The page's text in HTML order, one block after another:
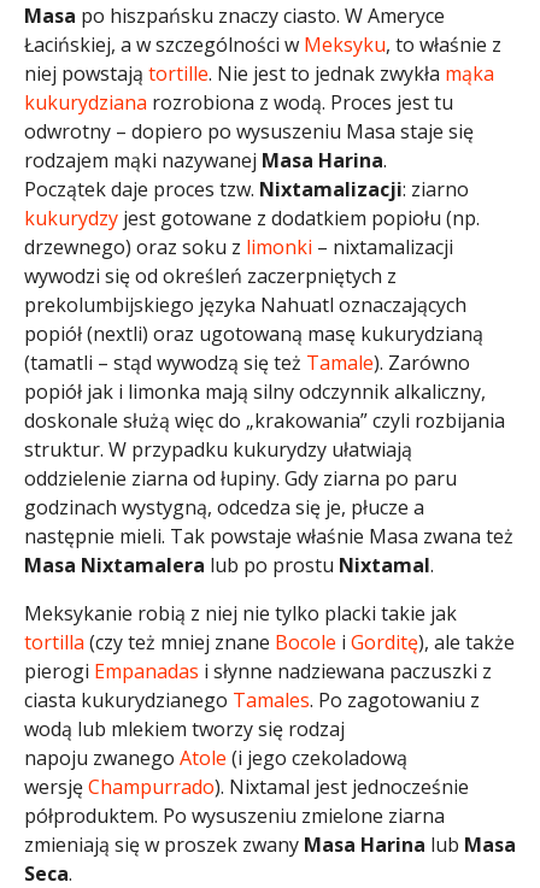
Masa po hiszpańsku znaczy ciasto. W Ameryce
Łacińskiej, a w szczególności w Meksyku, to właśnie z
niej powstają tortille. Nie jest to jednak zwykła mąka
kukurydziana rozrobiona z wodą. Proces jest tu
odwrotny – dopiero po wysuszeniu Masa staje się
rodzajem mąki nazywanej Masa Harina.
Początek daje proces tzw. Nixtamalizacji: ziarno
kukurydzy jest gotowane z dodatkiem popiołu (np.
drzewnego) oraz soku z limonki – nixtamalizacji
wywodzi się od określeń zaczerpniętych z
prekolumbijskiego języka Nahuatl oznaczających
popiół (nextli) oraz ugotowaną masę kukurydzianą
(tamatli – stąd wywodzą się też Tamale). Zarówno
popiół jak i limonka mają silny odczynnik alkaliczny,
doskonale służą więc do „krakowania” czyli rozbijania
struktur. W przypadku kukurydzy ułatwiają
oddzielenie ziarna od łupiny. Gdy ziarna po paru
godzinach wystygną, odcedza się je, płucze a
następnie mieli. Tak powstaje właśnie Masa zwana też
Masa Nixtamalera lub po prostu Nixtamal.
Meksykanie robią z niej nie tylko placki takie jak
tortilla (czy też mniej znane Bocole i Gorditę), ale także
pierogi Empanadas i słynne nadziewana paczuszki z
ciasta kukurydzianego Tamales. Po zagotowaniu z
wodą lub mlekiem tworzy się rodzaj
napoju zwanego Atole (i jego czekoladową
wersjęChampurrado). Nixtamal jest jednocześnie
półproduktem. Po wysuszeniu zmielone ziarna
zmieniają się w proszek zwany Masa Harina lub Masa
Seca.